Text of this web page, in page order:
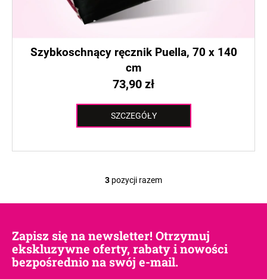
Szybkoschnący ręcznik Puella, 70 x 140
cm
73,90 zł
SZCZEGÓŁY
K
r
o
l
3 pozycji razem
Zapisz się na newsletter! Otrzymuj
ekskluzywne oferty, rabaty i nowości
bezpośrednio na swój e-mail.